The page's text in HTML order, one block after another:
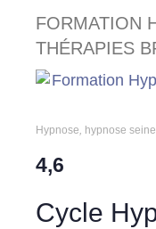
FORMATION
THÉRAPIES
Hypnose hypnose
4,6
Cycle